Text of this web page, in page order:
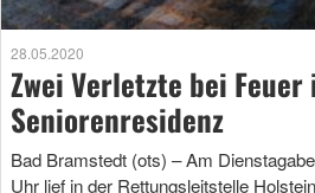
28.05.2020
Zwei Verletzte bei Feuer
Seniorenresidenz
Bad Bramstedt (ots) – Am
Uhr lief in der Rettungsleitstelle